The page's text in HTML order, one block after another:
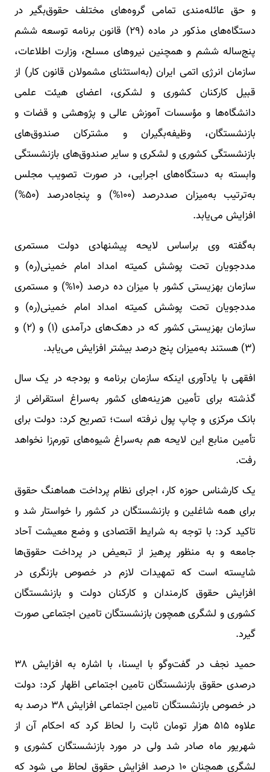
و حق عائله‌مندی تمامی گروه‌های مختلف حقوق‌بگیر در
دستگاه‌های مذکور در ماده (۲۹) قانون برنامه توسعه ششم
پنج‌ساله ششم و همچنین نیروهای مسلح، ‌وزارت اطلاعات،
سازمان انرژی اتمی ایران (به‌استثنای مشمولان قانون کار) از
قبیل کارکنان کشوری و لشکری، اعضای هیئت‌ علمی
دانشگاه‌ها و مؤسسات آموزش عالی و پژوهشی و قضات و
بازنشستگان، وظیفه‌بگیران و مشترکان صندوق‌های
بازنشستگی کشوری و لشکری و سایر صندوق‌های بازنشستگی
وابسته به دستگاه‌های اجرایی، در صورت تصویب مجلس
به‌ترتیب به‌میزان صددرصد (۱۰۰%) و پنجاه‌درصد (۵۰%)
افزایش می‌یابد.
به‌گفته وی براساس لایحه پیشنهادی دولت مستمری
مددجویان تحت پوشش کمیته امداد امام خمینی(ره) و
سازمان بهزیستی کشور با میزان ده درصد (۱۰%) و مستمری
مددجویان تحت پوشش کمیته امداد امام خمینی(ره) و
سازمان بهزیستی کشور که در دهک‌های درآمدی (۱) و (۲) و
(۳) هستند به‌میزان پنج درصد بیشتر افزایش می‌یابد.
افقهی با یادآوری اینکه سازمان برنامه و بودجه در یک سال
گذشته برای تأمین هزینه‌های کشور به‌سراغ استقراض از
بانک مرکزی و چاپ پول نرفته است؛ تصریح کرد: دولت برای
تأمین منابع این لایحه هم به‌سراغ شیوه‌های تورم‌زا نخواهد
رفت.
یک کارشناس حوزه کار، اجرای نظام پرداخت هماهنگ حقوق
برای همه شاغلین و بازنشستگان در کشور را خواستار شد و
تاکید کرد: با توجه به شرایط اقتصادی و وضع معیشت آحاد
جامعه و به منظور پرهیز از تبعیض در پرداخت حقوق‌ها
شایسته است که تمهیدات لازم در خصوص بازنگری در
افزایش حقوق کارمندان و کارکنان دولت و بازنشستگان
کشوری و لشگری همچون بازنشستگان تامین اجتماعی صورت
گیرد.
حمید نجف در گفت‌وگو با ایسنا، با اشاره به افزایش ۳۸
درصدی حقوق بازنشستگان تامین اجتماعی اظهار کرد: دولت
در خصوص بازنشستگان تامین اجتماعی افزایش ۳۸ درصد به
علاوه ۵۱۵ هزار تومان ثابت را لحاظ کرد که احکام آن از
شهریور ماه صادر شد ولی در مورد بازنشستگان کشوری و
لشگری همچنان ۱۰ درصد افزایش حقوق لحاظ می شود که